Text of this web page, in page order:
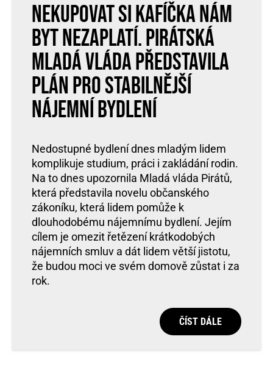
Nekupovat si kafíčka nám
byt nezaplatí. Pirátská
Mladá vláda představila
plán pro stabilnější
nájemní bydlení
Nedostupné bydlení dnes mladým lidem
komplikuje studium, práci i zakládání rodin.
Na to dnes upozornila Mladá vláda Pirátů,
která představila novelu občanského
zákoníku, která lidem pomůže k
dlouhodobému nájemnímu bydlení. Jejím
cílem je omezit řetězení krátkodobých
nájemních smluv a dát lidem větší jistotu,
že budou moci ve svém domově zůstat i za
rok.
ČÍST DÁLE